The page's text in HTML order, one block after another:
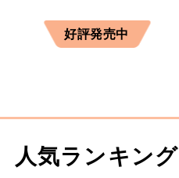
好評発売中
人気ランキング